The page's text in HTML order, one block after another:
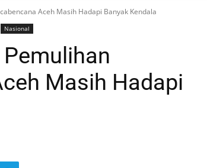
Aceh Masih Hadapi Banyak Kendala
Nasional
Masih Hadapi